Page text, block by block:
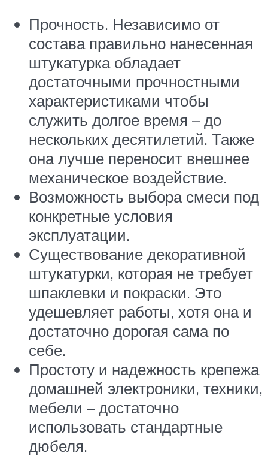
Прочность. Независимо от
состава правильно нанесенная
штукатурка обладает
достаточными прочностными
характеристиками чтобы
служить долгое время – до
нескольких десятилетий. Также
она лучше переносит внешнее
механическое воздействие.
Возможность выбора смеси под
конкретные условия
эксплуатации.
Существование декоративной
штукатурки, которая не требует
шпаклевки и покраски. Это
удешевляет работы, хотя она и
достаточно дорогая сама по
себе.
Простоту и надежность крепежа
домашней электроники, техники,
мебели – достаточно
использовать стандартные
дюбеля.